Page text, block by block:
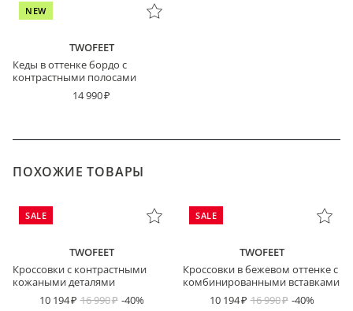
NEW
TWOFEET
Кеды в оттенке бордо с
контрастными полосами
14 990
ПОХОЖИЕ ТОВАРЫ
SALE
TWOFEET
Кроссовки с контрастными
кожаными деталями
10 194
16 990 -40%
SALE
TWOFEET
Кроссовки в бежевом оттенке с
комбинированными вставками
10 194
16 990 -40%